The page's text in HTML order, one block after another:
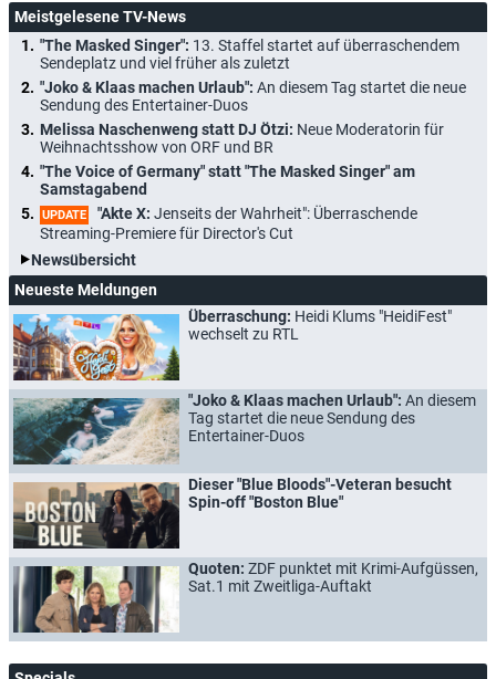
Meistgelesene TV-News
"The Masked Singer": 13. Staffel startet auf überraschendem
Sendeplatz und viel früher als zuletzt
"Joko & Klaas machen Urlaub": An diesem Tag startet die neue
Sendung des Entertainer-Duos
Melissa Naschenweng statt DJ Ötzi: Neue Moderatorin für
Weihnachtsshow von ORF und BR
"The Voice of Germany" statt "The Masked Singer" am
Samstagabend
UPDATE "Akte X: Jenseits der Wahrheit": Überraschende
Streaming-Premiere für Director's Cut
Newsübersicht
Neueste Meldungen
Überraschung: Heidi Klums "HeidiFest"
wechselt zu RTL
"Joko & Klaas machen Urlaub": An diesem
Tag startet die neue Sendung des
Entertainer-Duos
Dieser "Blue Bloods"-Veteran besucht
Spin-off "Boston Blue"
Quoten: ZDF punktet mit Krimi-Aufgüssen,
Sat.1 mit Zweitliga-Auftakt